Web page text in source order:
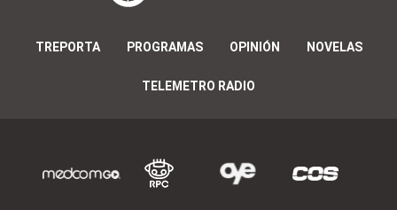
TREPORTA PROGRAMAS OPINIÓN NOVELAS
TELEMETRO RADIO